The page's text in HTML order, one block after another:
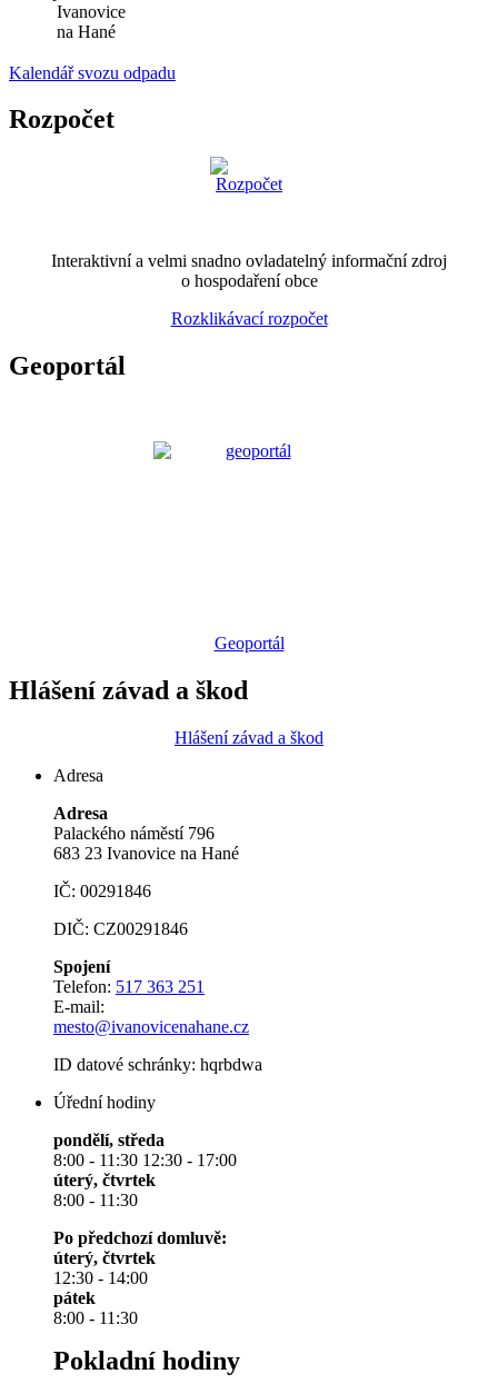
Ivanovice
na Hané
Kalendář svozu odpadu
Rozpočet
Interaktivní a velmi snadno ovladatelný informační zdroj
o hospodaření obce
Rozklikávací rozpočet
Geoportál
Geoportál
Hlášení závad a škod
Hlášení závad a škod
Adresa
Adresa
Palackého náměstí 796
683 23 Ivanovice na Hané
IČ: 00291846
DIČ: CZ00291846
Spojení
Telefon: 517 363 251
E-mail:
mesto@ivanovicenahane.cz
ID datové schránky: hqrbdwa
Úřední hodiny
pondělí, středa
8:00 - 11:30 12:30 - 17:00
úterý, čtvrtek
8:00 - 11:30
Po předchozí domluvě:
úterý, čtvrtek
12:30 - 14:00
pátek
8:00 - 11:30
Pokladní hodiny